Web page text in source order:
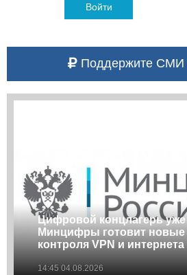
Войти
Поддержите СМИ
Цифровой концлагерь уже
Минцифры готовит новые
контроля VPN и интернета
14:45 04.08.2026